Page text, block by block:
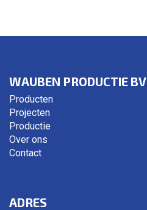
WAUBEN PRODUCTIE BV
Producten
Projecten
Productie
Over ons
Contact
ADRES